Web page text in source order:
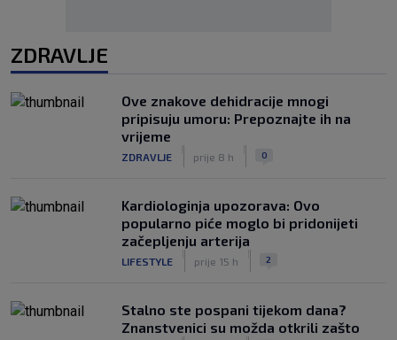
ZDRAVLJE
Ove znakove dehidracije mnogi
pripisuju umoru: Prepoznajte ih na
vrijeme
ZDRAVLJE prije 8 h 0
Kardiologinja upozorava: Ovo
popularno piće moglo bi pridonijeti
začepljenju arterija
LIFESTYLE prije 15 h 2
Stalno ste pospani tijekom dana?
Znanstvenici su možda otkrili zašto